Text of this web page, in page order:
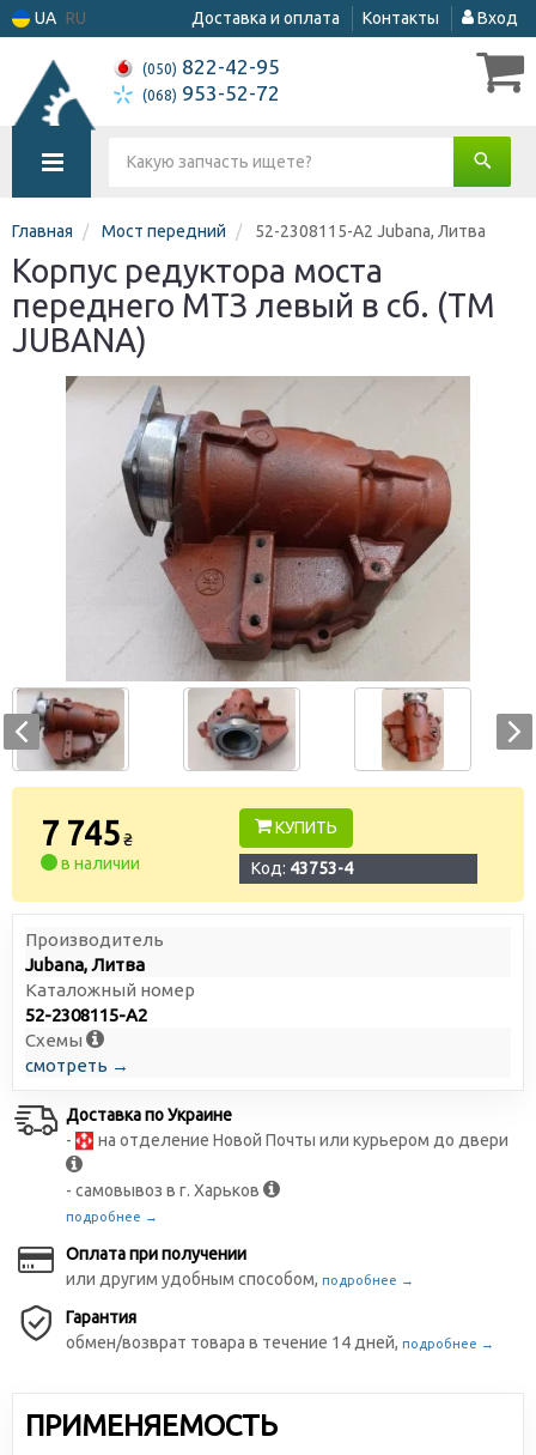
UA RU Доставка и оплата Контакты Вход
(050) 822-42-95
(068) 953-52-72
Главная Мост передний 52-2308115-А2 Jubana, Литва
Корпус редуктора моста
переднего МТЗ левый в сб. (ТМ
JUBANA)
7 745₴
в наличии
КУПИТЬ
Код: 43753-4
Производитель
Jubana, Литва
Каталожный номер
52-2308115-А2
Схемы
смотреть →
Доставка по Украине
-
на отделение Новой Почты или курьером до двери
- самовывоз в г. Харьков
подробнее →
Оплата при получении
или другим удобным способом, подробнее →
Гарантия
обмен/возврат товара в течение 14 дней, подробнее →
ПРИМЕНЯЕМОСТЬ